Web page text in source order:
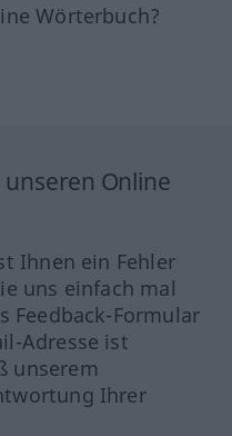
Wörterbuch?
unseren Online
Ihnen ein Fehler
uns einfach mal
Feedback-Formular
Adresse ist
unserem
Ihrer